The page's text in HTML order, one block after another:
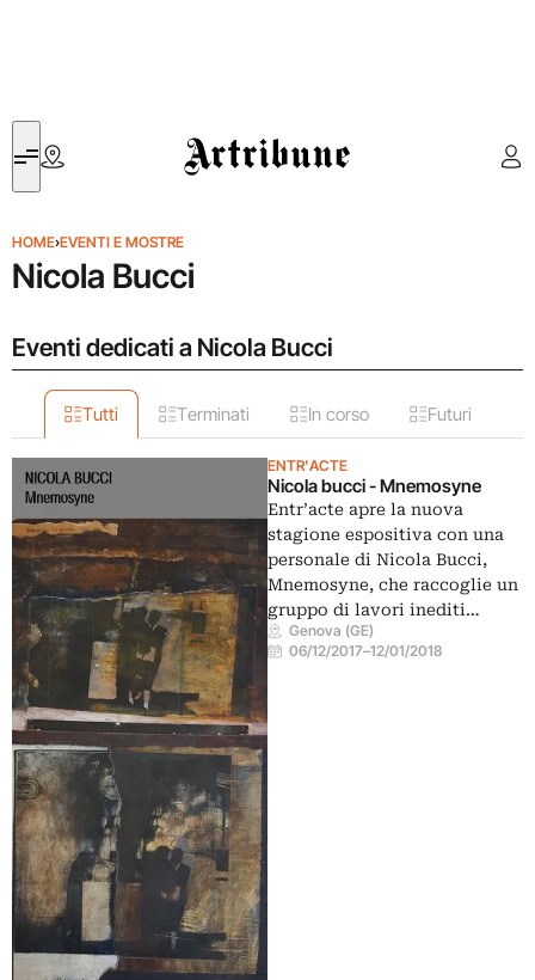
Artribune
HOME›EVENTI E MOSTRE
Nicola Bucci
Eventi dedicati a Nicola Bucci
Tutti Terminati In corso Futuri
ENTR'ACTE
Nicola bucci - Mnemosyne
Entr’acte apre la nuova
stagione espositiva con una
personale di Nicola Bucci,
Mnemosyne, che raccoglie un
gruppo di lavori inediti…
Genova (GE)
06/12/2017–12/01/2018